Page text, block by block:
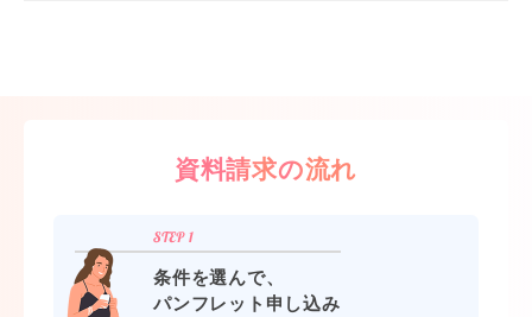
資料請求の流れ
条件を選んで、
パンフレット申し込み